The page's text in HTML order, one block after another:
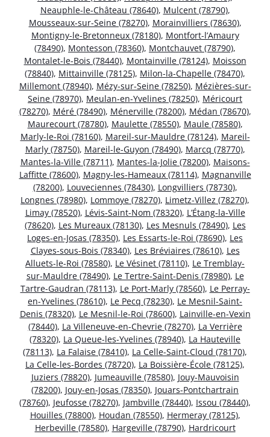
Neauphle-le-Château (78640), Mulcent (78790),
Mousseaux-sur-Seine (78270), Morainvilliers (78630),
Montigny-le-Bretonneux (78180), Montfort-l’Amaury
(78490), Montesson (78360), Montchauvet (78790),
Montalet-le-Bois (78440), Montainville (78124), Moisson
(78840), Mittainville (78125), Milon-la-Chapelle (78470),
Millemont (78940), Mézy-sur-Seine (78250), Mézières-sur-
Seine (78970), Meulan-en-Yvelines (78250), Méricourt
(78270), Méré (78490), Ménerville (78200), Médan (78670),
Maurecourt (78780), Maulette (78550), Maule (78580),
Marly-le-Roi (78160), Mareil-sur-Mauldre (78124), Mareil-
Marly (78750), Mareil-le-Guyon (78490), Marcq (78770),
Mantes-la-Ville (78711), Mantes-la-Jolie (78200), Maisons-
Laffitte (78600), Magny-les-Hameaux (78114), Magnanville
(78200), Louveciennes (78430), Longvilliers (78730),
Longnes (78980), Lommoye (78270), Limetz-Villez (78270),
Limay (78520), Lévis-Saint-Nom (78320), L’Étang-la-Ville
(78620), Les Mureaux (78130), Les Mesnuls (78490), Les
Loges-en-Josas (78350), Les Essarts-le-Roi (78690), Les
Clayes-sous-Bois (78340), Les Bréviaires (78610), Les
Alluets-le-Roi (78580), Le Vésinet (78110), Le Tremblay-
sur-Mauldre (78490), Le Tertre-Saint-Denis (78980), Le
Tartre-Gaudran (78113), Le Port-Marly (78560), Le Perray-
en-Yvelines (78610), Le Pecq (78230), Le Mesnil-Saint-
Denis (78320), Le Mesnil-le-Roi (78600), Lainville-en-Vexin
(78440), La Villeneuve-en-Chevrie (78270), La Verrière
(78320), La Queue-les-Yvelines (78940), La Hauteville
(78113), La Falaise (78410), La Celle-Saint-Cloud (78170),
La Celle-les-Bordes (78720), La Boissière-École (78125),
Juziers (78820), Jumeauville (78580), Jouy-Mauvoisin
(78200), Jouy-en-Josas (78350), Jouars-Pontchartrain
(78760), Jeufosse (78270), Jambville (78440), Issou (78440),
Houilles (78800), Houdan (78550), Hermeray (78125),
Herbeville (78580), Hargeville (78790), Hardricourt